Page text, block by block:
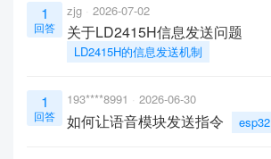
1
回答
zjg 2026-07-02
关于LD2415H信息发送问题
LD2415H的信息发送机制
1
回答
193****8991 2026-06-30
如何让语音模块发送指令 esp32